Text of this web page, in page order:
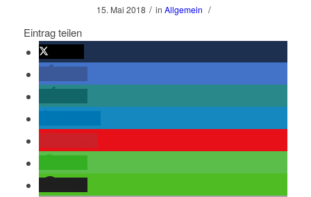
15. Mai 2018 / in Allgemein /
Eintrag teilen